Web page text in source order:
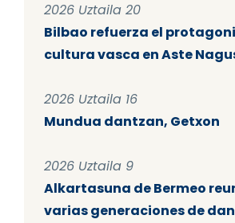
2026 Uztaila 20
Bilbao refuerza el
cultura vasca en Aste
2026 Uztaila 16
Mundua dantzan, Getxon
2026 Uztaila 9
Alkartasuna de Bermeo
varias generaciones de